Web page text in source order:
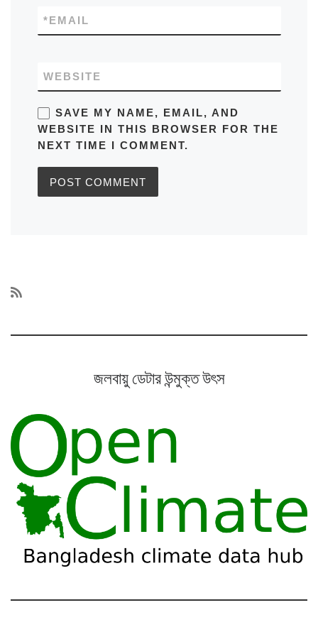
EMAIL
*
WEBSITE
SAVE MY NAME, EMAIL, AND
WEBSITE IN THIS BROWSER FOR THE
NEXT TIME I COMMENT.
জলবায়ু ডেটার উন্মুক্ত উৎস